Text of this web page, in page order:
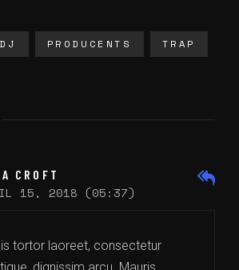
DJ PRODUCENTS TRAP
CROFT
15, 2018 (05:37)
tortor laoreet, consectetur